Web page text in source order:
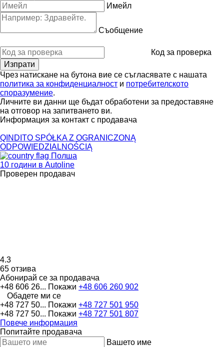
Имейл
Съобщение
Код за проверка
Чрез натискане на бутона вие се съгласявате с нашата
политика за конфиденциалност и потребителското
споразумение.
Личните ви данни ще бъдат обработени за предоставяне
на отговор на запитването ви.
Информация за контакт с продавача
QINDITO SPÓŁKA Z OGRANICZONĄ
ODPOWIEDZIALNOŚCIĄ
Полша
10 години в Autoline
Проверен продавач
4.3
65 отзива
Абонирай се за продавача
+48 606 26... Покажи +48 606 260 902
Обадете ми се
+48 727 50... Покажи +48 727 501 950
+48 727 50... Покажи +48 727 501 807
Повече информация
Попитайте продавача
Вашето име